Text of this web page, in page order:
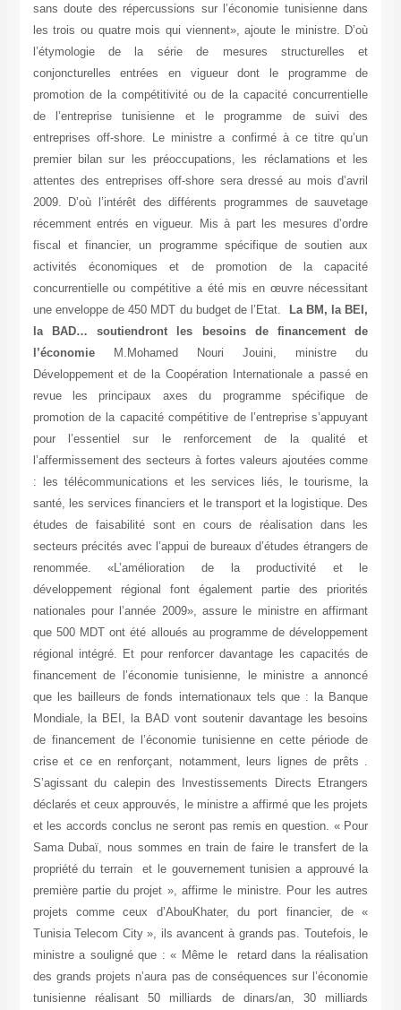
sans doute des répercussions sur l’économie tunisienne dans
les trois ou quatre mois qui viennent», ajoute le ministre. D’où
l’étymologie de la série de mesures structurelles et
conjoncturelles entrées en vigueur dont le programme de
promotion de la compétitivité ou de la capacité concurrentielle
de l’entreprise tunisienne et le programme de suivi des
entreprises off-shore. Le ministre a confirmé à ce titre qu’un
premier bilan sur les préoccupations, les réclamations et les
attentes des entreprises off-shore sera dressé au mois d’avril
2009. D’où l’intérêt des différents programmes de sauvetage
récemment entrés en vigueur. Mis à part les mesures d’ordre
fiscal et financier, un programme spécifique de soutien aux
activités économiques et de promotion de la capacité
concurrentielle ou compétitive a été mis en œuvre nécessitant
une enveloppe de 450 MDT du budget de l’Etat.
La BM, la BEI,
la BAD… soutiendront les besoins de financement de
l’économieM.Mohamed Nouri Jouini, ministre du
Développement et de la Coopération Internationale a passé en
revue les principaux axes du programme spécifique de
promotion de la capacité compétitive de l’entreprise s’appuyant
pour l’essentiel sur le renforcement de la qualité et
l’affermissement des secteurs à fortes valeurs ajoutées comme
: les télécommunications et les services liés, le tourisme, la
santé, les services financiers et le transport et la logistique. Des
études de faisabilité sont en cours de réalisation dans les
secteurs précités avec l’appui de bureaux d’études étrangers de
renommée. «L’amélioration de la productivité et le
développement régional font également partie des priorités
nationales pour l’année 2009», assure le ministre en affirmant
que 500 MDT ont été alloués au programme de développement
régional intégré. Et pour renforcer davantage les capacités de
financement de l’économie tunisienne, le ministre a annoncé
que les bailleurs de fonds internationaux tels que : la Banque
Mondiale, la BEI, la BAD vont soutenir davantage les besoins
de financement de l’économie tunisienne en cette période de
crise et ce en renforçant, notamment, leurs lignes de prêts .
S’agissant du calepin des Investissements Directs Etrangers
déclarés et ceux approuvés, le ministre a affirmé que les projets
et les accords conclus ne seront pas remis en question. « Pour
Sama Dubaï, nous sommes en train de faire le transfert de la
propriété du terrain et le gouvernement tunisien a approuvé la
première partie du projet », affirme le ministre. Pour les autres
projets comme ceux d’AbouKhater, du port financier, de «
Tunisia Telecom City », ils avancent à grands pas. Toutefois, le
ministre a souligné que : « Même le retard dans la réalisation
des grands projets n’aura pas de conséquences sur l’économie
tunisienne réalisant 50 milliards de dinars/an, 30 milliards